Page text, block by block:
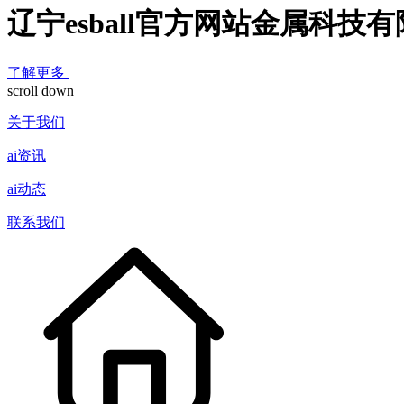
辽宁esball官方网站金属科技有
了解更多
scroll down
关于我们
ai资讯
ai动态
联系我们